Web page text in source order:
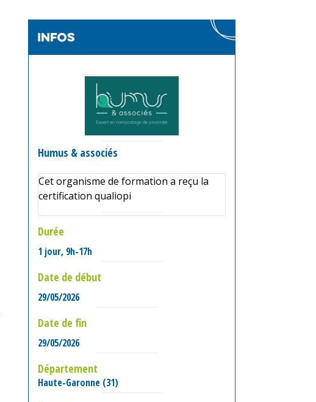
infos
Humus & associés
Cet organisme de formation a reçu la
certification qualiopi
Durée
1 jour, 9h-17h
Date de début
29/05/2026
Date de fin
29/05/2026
Département
Haute-Garonne (31)